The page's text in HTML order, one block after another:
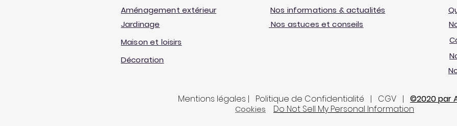
Aménagement extérieur
Jardinage
Nos informations & actualités
Nos astuces et conseils
Maison et loisirs
Décoration
Mentions légales | Politique de Confidentialité | CGV | ©2020 par
Cookies Do Not Sell My Personal Information